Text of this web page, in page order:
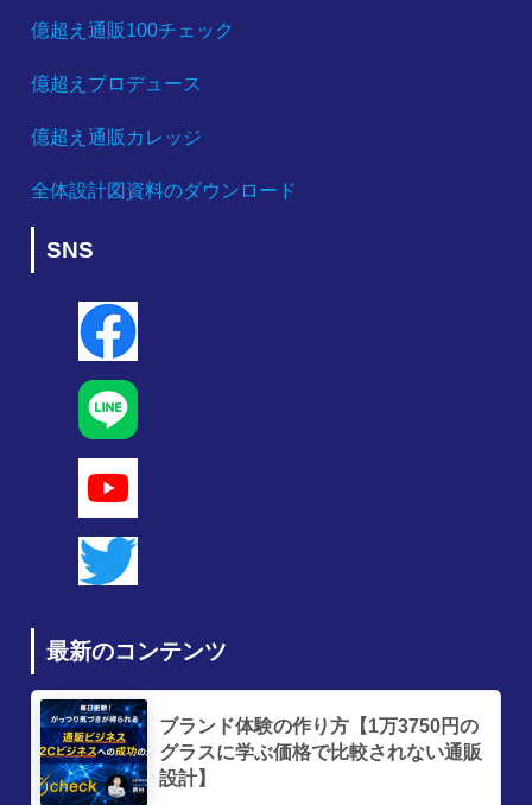
億超え通販100チェック
億超えプロデュース
億超え通販カレッジ
全体設計図資料のダウンロード
SNS
最新のコンテンツ
ブランド体験の作り方【1万3750円の
グラスに学ぶ価格で比較されない通販
設計】